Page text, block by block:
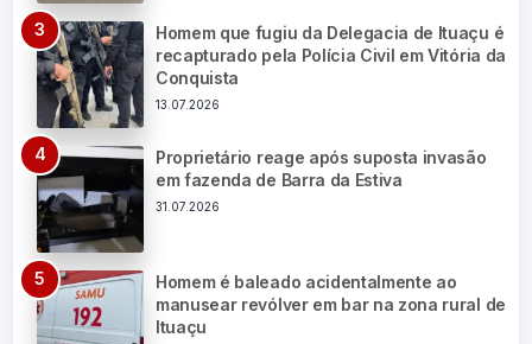
Homem que fugiu da Delegacia de Ituaçu é
recapturado pela Polícia Civil em Vitória da
Conquista
13.07.2026
Proprietário reage após suposta invasão
em fazenda de Barra da Estiva
31.07.2026
Homem é baleado acidentalmente ao
manusear revólver em bar na zona rural de
Ituaçu